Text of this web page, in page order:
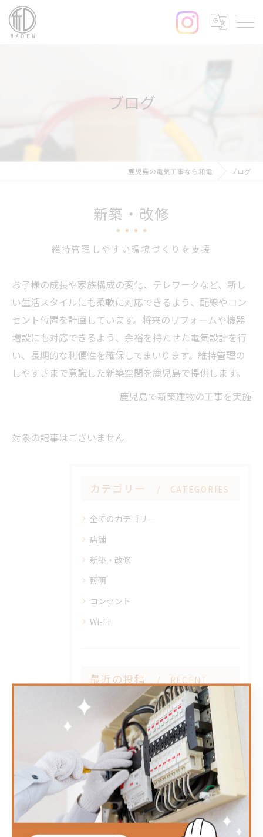
ブログ
鹿児島の電気工事なら和電 ブログ
新築・改修
維持管理しやすい環境づくりを支援
お子様の成長や家族構成の変化、テレワークなど、新し
い生活スタイルにも柔軟に対応できるよう、配線やコン
セント位置を計画しています。将来のリフォームや機器
増設にも対応できるよう、余裕を持たせた電気設計を行
い、長期的な利便性を確保してまいります。維持管理の
しやすさまで意識した新築空間を鹿児島で提供します。
鹿児島で新築建物の工事を実施
対象の記事はございません
カテゴリー CATEGORIES
全てのカテゴリー
店舗
新築・改修
照明
コンセント
Wi-Fi
最近の投稿
RECENT
2026/04/25
2026/02/21
鹿児島市某所